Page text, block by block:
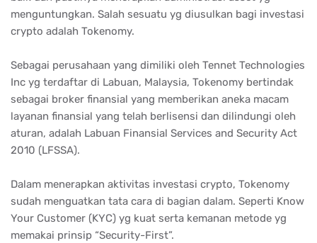
menguntungkan. Salah sesuatu yg diusulkan bagi investasi
crypto adalah Tokenomy.
Sebagai perusahaan yang dimiliki oleh Tennet Technologies
Inc yg terdaftar di Labuan, Malaysia, Tokenomy bertindak
sebagai broker finansial yang memberikan aneka macam
layanan finansial yang telah berlisensi dan dilindungi oleh
aturan, adalah Labuan Finansial Services and Security Act
2010 (LFSSA).
Dalam menerapkan aktivitas investasi crypto, Tokenomy
sudah menguatkan tata cara di bagian dalam. Seperti Know
Your Customer (KYC) yg kuat serta kemanan metode yg
memakai prinsip “Security-First”.